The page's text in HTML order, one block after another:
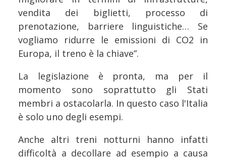
vendita dei biglietti, processo di
prenotazione, barriere linguistiche… Se
vogliamo ridurre le emissioni di CO2 in
Europa, il treno è la chiave”.
La legislazione è pronta, ma per il
momento sono soprattutto gli Stati
membri a ostacolarla. In questo caso l'Italia
è solo uno degli esempi.
Anche altri treni notturni hanno infatti
difficoltà a decollare ad esempio a causa